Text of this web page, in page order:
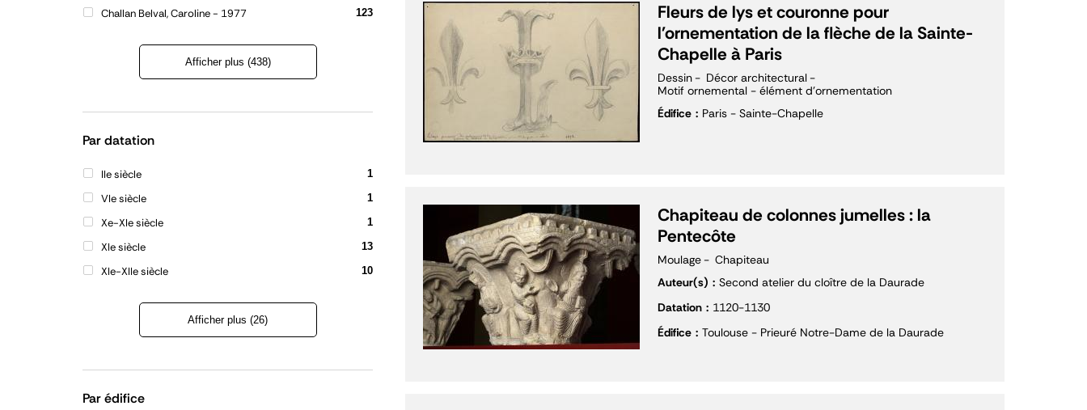
Challan Belval, Caroline - 1977 123
Afficher plus (438)
la
Par datation
IIe siècle 1
VIe siècle 1
Xe-XIe siècle 1
XIe siècle 13
XIe-XIIe siècle 10
Afficher plus (26)
la
Par édifice
Fleurs de lys et couronne pour
l'ornementation de la flèche de la Sainte-
Chapelle à Paris
Dessin
Décor architectural
Motif ornemental - élément d’ornementation
Édifice
Paris - Sainte-Chapelle
Chapiteau de colonnes jumelles : la
Pentecôte
Moulage
Chapiteau
Auteur(s)
Second atelier du cloître de la Daurade
Datation
1120-1130
Édifice
Toulouse - Prieuré Notre-Dame de la Daurade